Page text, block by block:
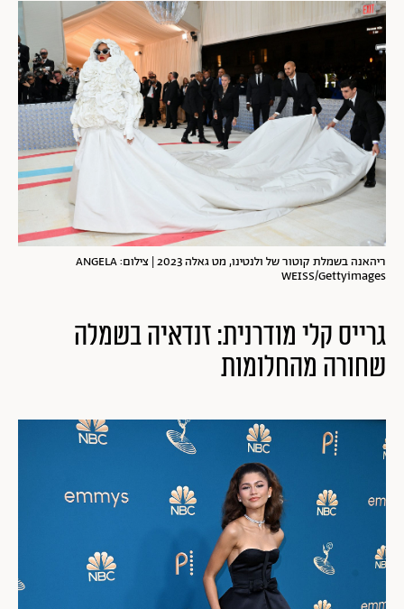
ריהאנה בשמלת קוטור של ולנטינו, מט גאלה 2023 | צילום: ANGELA
WEISS/Gettyimages
גרייס קלי מודרנית: זנדאיה בשמלה
שחורה מהחלומות